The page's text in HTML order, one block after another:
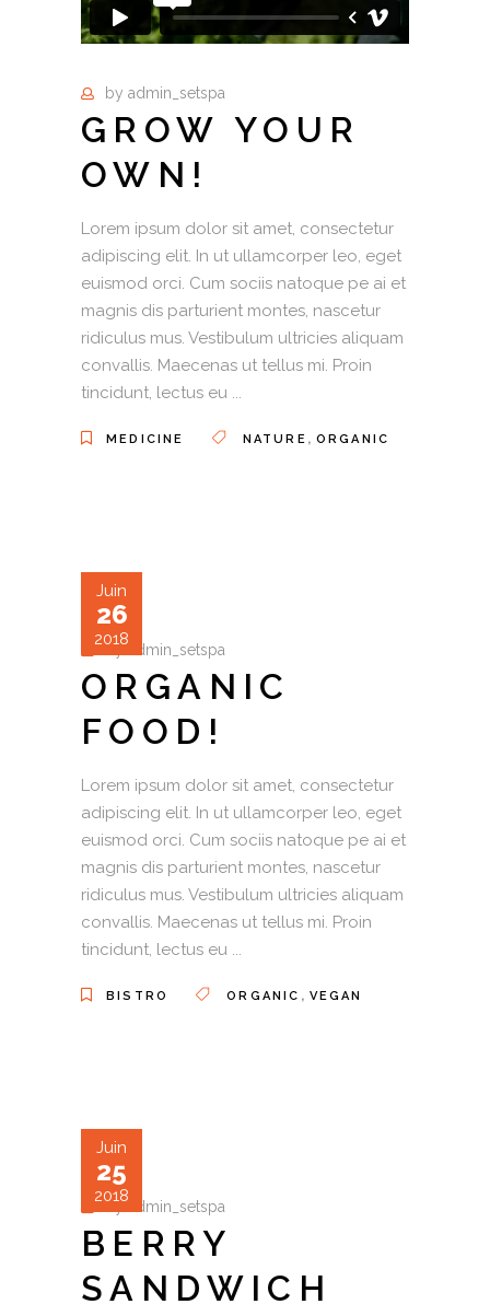
by admin_setspa
GROW YOUR
OWN!
Lorem ipsum dolor sit amet, consectetur
adipiscing elit. In ut ullamcorper leo, eget
euismod orci. Cum sociis natoque pe ai et
magnis dis parturient montes, nascetur
ridiculus mus. Vestibulum ultricies aliquam
convallis. Maecenas ut tellus mi. Proin
tincidunt, lectus eu
MEDICINE NATURE , ORGANIC
Juin
26
2018
by admin_setspa
ORGANIC
FOOD!
Lorem ipsum dolor sit amet, consectetur
adipiscing elit. In ut ullamcorper leo, eget
euismod orci. Cum sociis natoque pe ai et
magnis dis parturient montes, nascetur
ridiculus mus. Vestibulum ultricies aliquam
convallis. Maecenas ut tellus mi. Proin
tincidunt, lectus eu
BISTRO ORGANIC , VEGAN
Juin
25
2018
by admin_setspa
BERRY
SANDWICH